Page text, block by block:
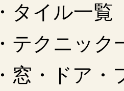
・タイル一覧
・テクニック
・窓・ドア